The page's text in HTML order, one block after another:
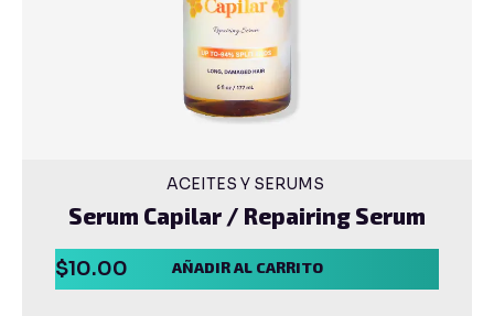
ACEITES Y SERUMS
Serum Capilar / Repairing Serum
$10.00 AÑADIR AL CARRITO